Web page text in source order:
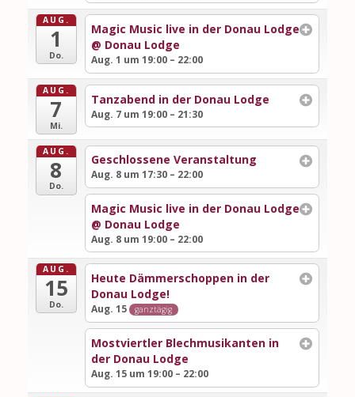
AUG.
1
Do.
Magic Music live in der Donau Lodge
@ Donau Lodge
Aug. 1 um 19:00 – 22:00
AUG.
7
Mi.
Tanzabend in der Donau Lodge
Aug. 7 um 19:00 – 21:30
AUG.
8
Do.
Geschlossene Veranstaltung
Aug. 8 um 17:30 – 22:00
Magic Music live in der Donau Lodge
@ Donau Lodge
Aug. 8 um 19:00 – 22:00
AUG.
15
Do.
Heute Dämmerschoppen in der
Donau Lodge!
Aug. 15 ganztägig
Mostviertler Blechmusikanten in
der Donau Lodge
Aug. 15 um 19:00 – 22:00